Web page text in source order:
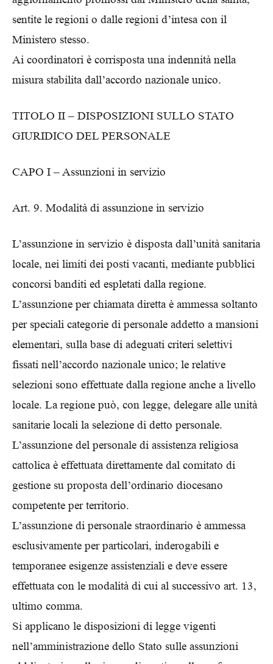
sentite le regioni o dalle regioni d’intesa con il
Ministero stesso.
Ai coordinatori è corrisposta una indennità nella
misura stabilita dall’accordo nazionale unico.
TITOLO II – DISPOSIZIONI SULLO STATO
GIURIDICO DEL PERSONALE
CAPO I – Assunzioni in servizio
Art. 9. Modalità di assunzione in servizio
L’assunzione in servizio è disposta dall’unità sanitaria
locale, nei limiti dei posti vacanti, mediante pubblici
concorsi banditi ed espletati dalla regione.
L’assunzione per chiamata diretta è ammessa soltanto
per speciali categorie di personale addetto a mansioni
elementari, sulla base di adeguati criteri selettivi
fissati nell’accordo nazionale unico; le relative
selezioni sono effettuate dalla regione anche a livello
locale. La regione può, con legge, delegare alle unità
sanitarie locali la selezione di detto personale.
L’assunzione del personale di assistenza religiosa
cattolica è effettuata direttamente dal comitato di
gestione su proposta dell’ordinario diocesano
competente per territorio.
L’assunzione di personale straordinario è ammessa
esclusivamente per particolari, inderogabili e
temporanee esigenze assistenziali e deve essere
effettuata con le modalità di cui al successivo art. 13,
ultimo comma.
Si applicano le disposizioni di legge vigenti
nell’amministrazione dello Stato sulle assunzioni